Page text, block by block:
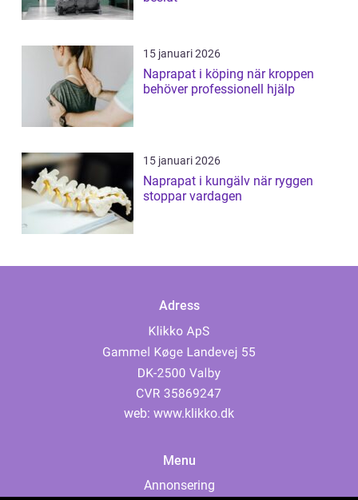
15 januari 2026
Naprapat i köping när kroppen
behöver professionell hjälp
15 januari 2026
Naprapat i kungälv när ryggen
stoppar vardagen
Adress
web: www.klikko.dk
Menu
Annonsering